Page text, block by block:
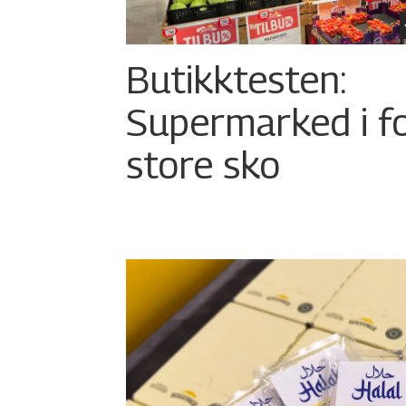
Butikktesten:
Supermarked i
store sko